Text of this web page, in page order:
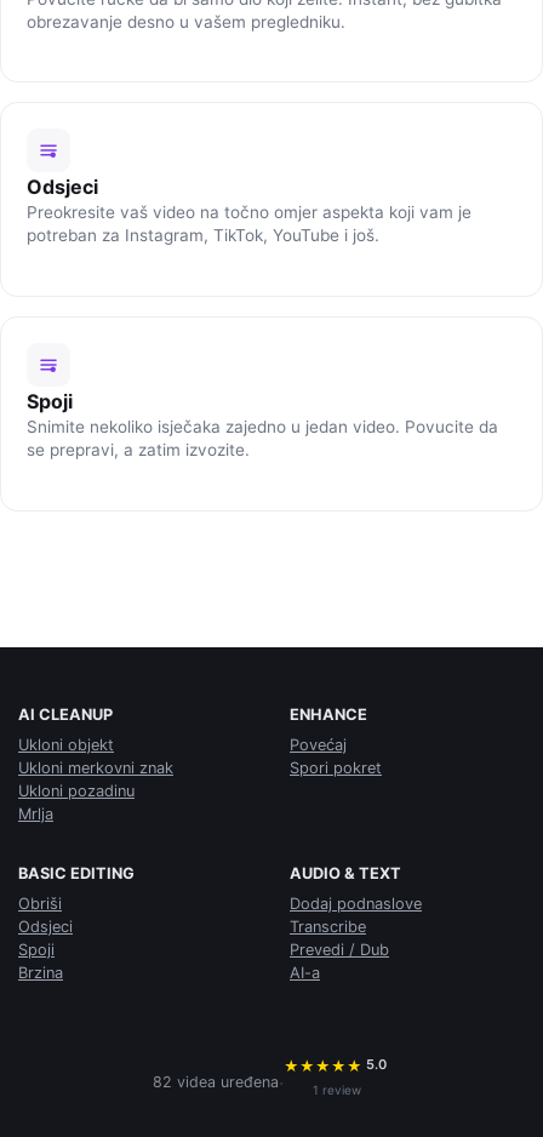
obrezavanje desno u vašem pregledniku.
Odsjeci
Preokresite vaš video na točno omjer aspekta koji vam je
potreban za Instagram, TikTok, YouTube i još.
Spoji
Snimite nekoliko isječaka zajedno u jedan video. Povucite da
se prepravi, a zatim izvozite.
AI CLEANUP
Ukloni objekt
Ukloni merkovni znak
Ukloni pozadinu
Mrlja
ENHANCE
Povećaj
Spori pokret
BASIC EDITING
Obriši
Odsjeci
Spoji
Brzina
AUDIO & TEXT
Dodaj podnaslove
Transcribe
Prevedi / Dub
AI-a
82 videa uređena·
★ ★ ★ ★ ★ 5.0
1 review